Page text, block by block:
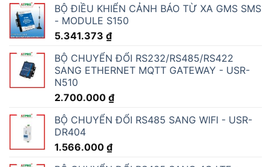
BỘ ĐIỀU KHIỂN CẢNH BÁO TỪ XA GMS SMS
- MODULE S150
5.341.373 ₫
BỘ CHUYỂN ĐỔI RS232/RS485/RS422
SANG ETHERNET MQTT GATEWAY - USR-
N510
2.700.000 ₫
BỘ CHUYỂN ĐỔI RS485 SANG WIFI - USR-
DR404
1.566.000 ₫